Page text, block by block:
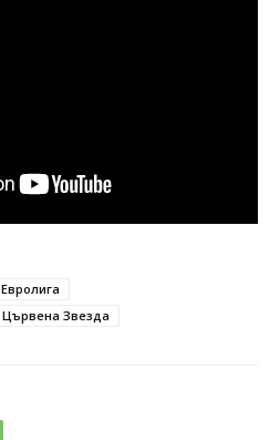
Евролига
Цървена Звезда